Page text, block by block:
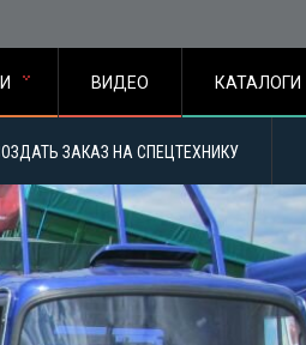
ВИДЕО КАТАЛОГИ
ЗАКАЗ НА СПЕЦТЕХНИКУ